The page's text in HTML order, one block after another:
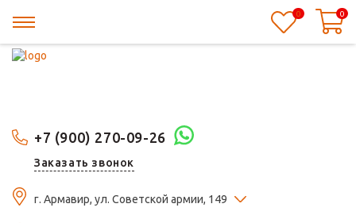
+7 (900) 270-09-26
Заказать звонок
г. Армавир, ул. Советской армии, 149
0 0